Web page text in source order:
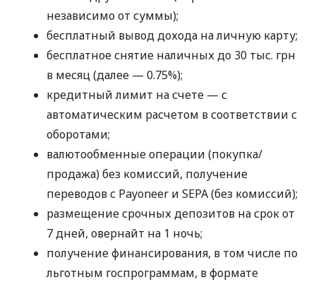
независимо от суммы);
бесплатный вывод дохода на личную карту;
бесплатное снятие наличных до 30 тыс. грн
в месяц (далее — 0.75%);
кредитный лимит на счете — с
автоматическим расчетом в соответствии с
оборотами;
валютообменные операции (покупка/
продажа) без комиссий, получение
переводов с Payoneer и SEPA (без комиссий);
размещение срочных депозитов на срок от
7 дней, овернайт на 1 ночь;
получение финансирования, в том числе по
льготным госпрограммам, в формате